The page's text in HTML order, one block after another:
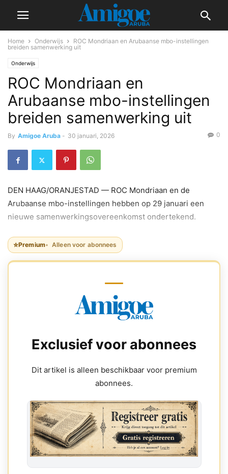
Home Onderwijs
ROC Mondriaan en Arubaanse mbo-instellingen
breiden samenwerking uit
Onderwijs
ROC Mondriaan en
Arubaanse mbo-instellingen
breiden samenwerking uit
By Amigoe Aruba - 30 januari, 2026 0
DEN HAAG/ORANJESTAD — ROC Mondriaan en de
Arubaanse mbo-instellingen hebben op 29 januari een
nieuwe samenwerkingsovereenkomst ondertekend.
⭐Premium Alleen voor abonnees
Exclusief voor abonnees
Dit artikel is alleen beschikbaar voor premium
abonnees.